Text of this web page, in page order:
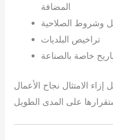
المضافة
وشروط الصلاحية
تراخيص البلديات
خاصة بالصناعة
الامتثال نجاح الأعمال